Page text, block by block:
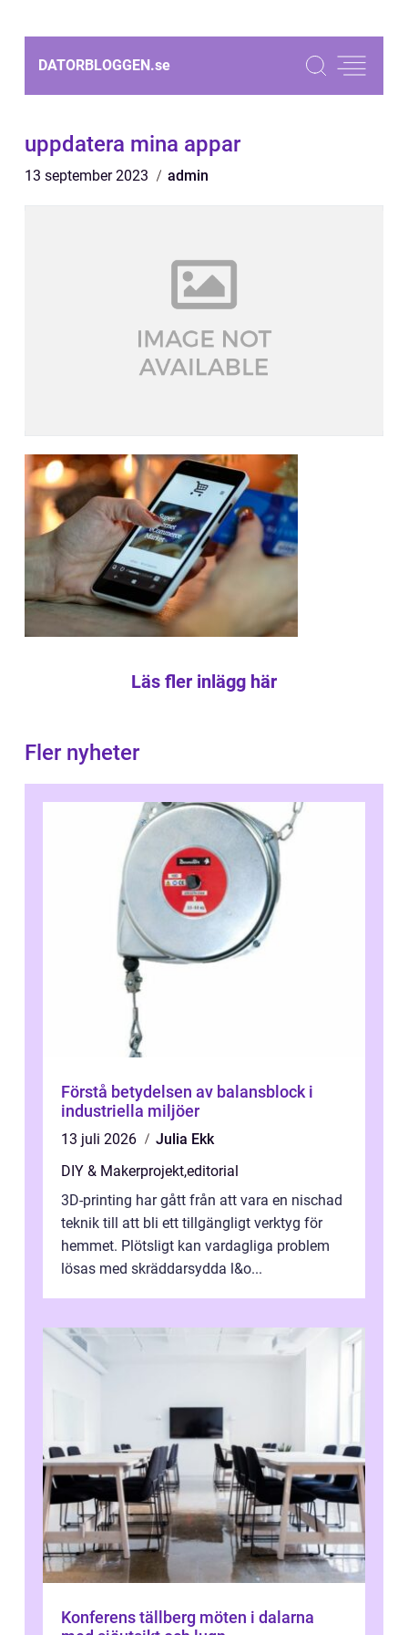
DATORBLOGGEN.se
uppdatera mina appar
13 september 2023 admin
Läs fler inlägg här
Fler nyheter
Förstå betydelsen av balansblock i
industriella miljöer
13 juli 2026
Julia Ekk
DIY & Makerprojekt,editorial
3D-printing har gått från att vara en nischad
teknik till att bli ett tillgängligt verktyg för
hemmet. Plötsligt kan vardagliga problem
lösas med skräddarsydda l&o...
Konferens tällberg möten i dalarna